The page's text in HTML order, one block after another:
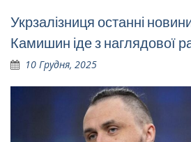
Укрзалізниця останні
Камишин іде з наглядової
10 Грудня, 2025